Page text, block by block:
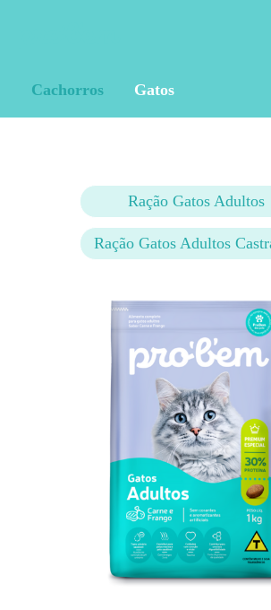
Cachorros Gatos
Ração Gatos Adultos
Ração Gatos Adultos